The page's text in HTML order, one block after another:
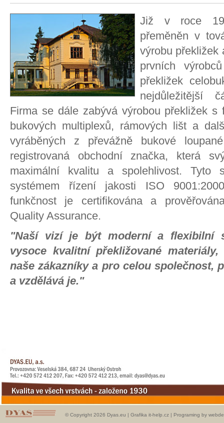
Již v roce
přeměněn v
výrobu překližek
prvních
překližek
nejdůležitější
Firma se dále zabývá výrobou překližek s
bukových multiplexů, rámových lišt a
vyráběných z převážně bukové
registrovaná obchodní značka, která
maximální kvalitu a spolehlivost. Tyto
systémem řízení jakosti ISO
funkčnost je certifikována a
Quality Assurance.
"Naší vizí je být moderní a flexibilní
vysoce kvalitní překližované
naše zákazníky a pro celou společnost,
a vzdělává je."
© Copyright 2026 Dyas.eu | Grafika it-help.cz | Programing by